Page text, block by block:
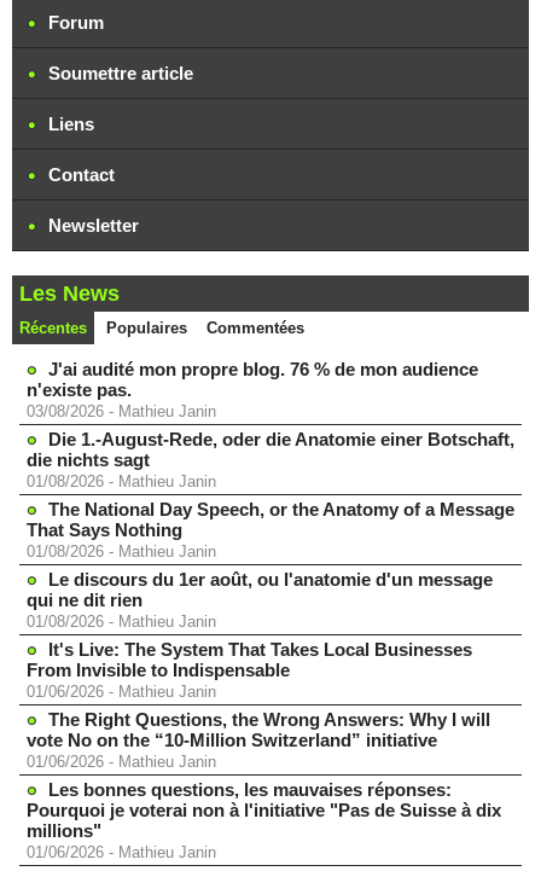
Forum
Soumettre article
Liens
Contact
Newsletter
Les News
Récentes Populaires Commentées
J'ai audité mon propre blog. 76 % de mon audience
n'existe pas.
03/08/2026 - Mathieu Janin
Die 1.-August-Rede, oder die Anatomie einer Botschaft,
die nichts sagt
01/08/2026 - Mathieu Janin
The National Day Speech, or the Anatomy of a Message
That Says Nothing
01/08/2026 - Mathieu Janin
Le discours du 1er août, ou l'anatomie d'un message
qui ne dit rien
01/08/2026 - Mathieu Janin
It's Live: The System That Takes Local Businesses
From Invisible to Indispensable
01/06/2026 - Mathieu Janin
The Right Questions, the Wrong Answers: Why I will
vote No on the “10-Million Switzerland” initiative
01/06/2026 - Mathieu Janin
Les bonnes questions, les mauvaises réponses:
Pourquoi je voterai non à l'initiative "Pas de Suisse à dix
millions"
01/06/2026 - Mathieu Janin